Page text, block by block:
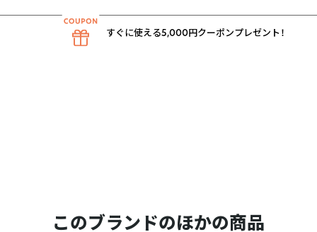
このブランドのほかの商品
すぐに使える5,000円クーポンプレゼント！